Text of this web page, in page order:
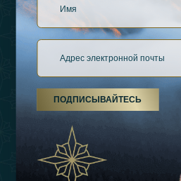
О Нас
Виды Отдыха
ПОДПИСЫВАЙТЕСЬ